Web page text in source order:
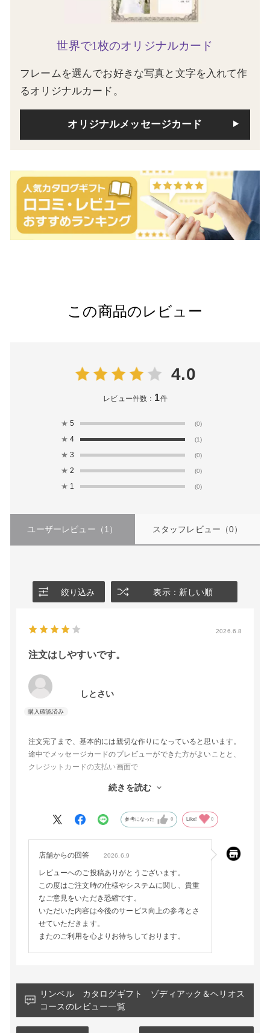
世界で1枚のオリジナルカード
フレームを選んでお好きな写真と文字を入れて作
るオリジナルカード。
オリジナルメッセージカード
この商品のレビュー
4.0
レビュー件数： 1件
★ 5 (0)
★ 4 (1)
★ 3 (0)
★ 2 (0)
★ 1 (0)
ユーザーレビュー （1） スタッフレビュー （0）
絞り込み 表示：新しい順
2026.6.8
注文はしやすいです。
しとさい
注文完了まで、基本的には親切な作りになっていると思います。
途中でメッセージカードのプレビューができた方がよいことと、
クレジットカードの支払い画面で
続きを読む
参考になった 0 Like! 0
店舗からの回答 2026.6.9
レビューへのご投稿ありがとうございます。
この度はご注文時の仕様やシステムに関し、貴重
なご意見をいただき恐縮です。
いただいた内容は今後のサービス向上の参考とさ
せていただきます。
またのご利用を心よりお待ちしております。
リンベル カタログギフト ゾディアック＆ヘリオス
コースのレビュー一覧